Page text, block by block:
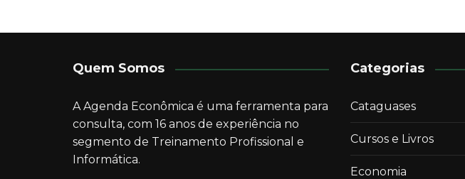
Quem Somos
A Agenda Econômica é uma ferramenta para
consulta, com 16 anos de experiência no
segmento de Treinamento Profissional e
Informática.
Categorias
Cataguases
Cursos e Livros
Economia